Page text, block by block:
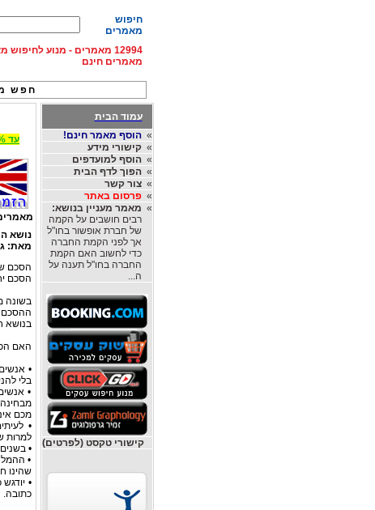
חיפוש
מאמרים
12994 מאמרים - מנוע
מאמרים חינם
חפש
עמוד הבית
»הוסף מאמר חינם!
»קישורי מידע
»הוסף למועדפים
»הפוך לדף הבית
»צור קשר
»פרסום באתר
» מאמר מעניין בנושא:
רבים חושבים על הקמה
של חברת אופשור בחו"ל
אך לפני הקמת החברה
כדי לחשוב האם הקמת
החברה בחו"ל תענה על
ה...
קישורי טקסט (לפרטים)
עד 15% הנחה על השכרת רכב בחו"ל, מהחברות הגדולות בעולם, לחצו ל Rentingcar
נושא
מאת:
הסכם
הסכם
בשונה
ההסכם
בנושא
האם
•
בלי
•
מכם
•
למרות
•
•
שהינו
•
כתובה.